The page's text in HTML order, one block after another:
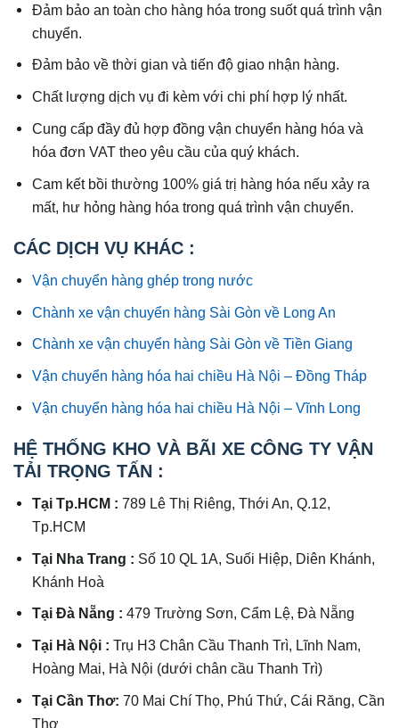
Đảm bảo an toàn cho hàng hóa trong suốt quá trình vận
chuyển.
Đảm bảo về thời gian và tiến độ giao nhận hàng.
Chất lượng dịch vụ đi kèm với chi phí hợp lý nhất.
Cung cấp đầy đủ hợp đồng vận chuyển hàng hóa và
hóa đơn VAT theo yêu cầu của quý khách.
Cam kết bồi thường 100% giá trị hàng hóa nếu xảy ra
mất, hư hỏng hàng hóa trong quá trình vận chuyển.
CÁC DỊCH VỤ KHÁC :
Vận chuyển hàng ghép trong nước
Chành xe vận chuyển hàng Sài Gòn về Long An
Chành xe vận chuyển hàng Sài Gòn về Tiền Giang
Vận chuyển hàng hóa hai chiều Hà Nội – Đồng Tháp
Vận chuyển hàng hóa hai chiều Hà Nội – Vĩnh Long
HỆ THỐNG KHO VÀ BÃI XE CÔNG TY VẬN
TẢI TRỌNG TẤN :
Tại Tp.HCM :789 Lê Thị Riêng, Thới An, Q.12,
Tp.HCM
Tại Nha Trang : Số 10 QL 1A, Suối Hiệp, Diên Khánh,
Khánh Hoà
Tại Đà Nẵng :479 Trường Sơn, Cẩm Lệ, Đà Nẵng
Tại Hà Nội :Trụ H3 Chân Cầu Thanh Trì, Lĩnh Nam,
Hoàng Mai, Hà Nội (dưới chân cầu Thanh Trì)
Tại Cần Thơ: 70 Mai Chí Thọ, Phú Thứ, Cái Răng, Cần
Thơ